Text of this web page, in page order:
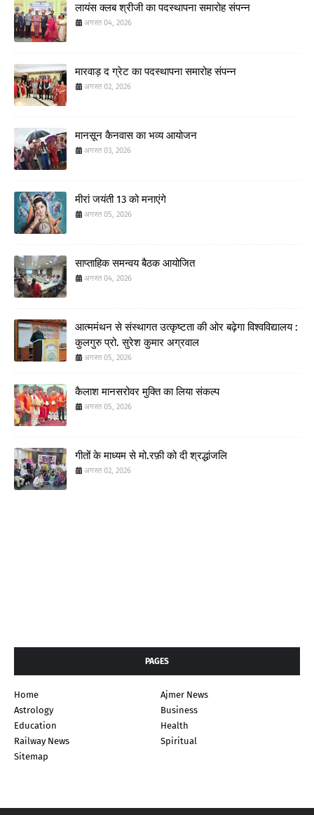
लायंस क्लब श्रीजी का पदस्थापना समारोह संपन्न
अगस्त 04, 2026
मारवाड़ द ग्रेट का पदस्थापना समारोह संपन्न
अगस्त 02, 2026
मानसून कैनवास का भव्य आयोजन
अगस्त 03, 2026
मीरां जयंती 13 को मनाएंगे
अगस्त 05, 2026
साप्ताहिक समन्वय बैठक आयोजित
अगस्त 04, 2026
आत्ममंथन से संस्थागत उत्कृष्टता की ओर बढ़ेगा विश्वविद्यालय :
कुलगुरु प्रो. सुरेश कुमार अग्रवाल
अगस्त 05, 2026
कैलाश मानसरोवर मुक्ति का लिया संकल्प
अगस्त 05, 2026
गीतों के माध्यम से मो.रफ़ी को दी श्रद्धांजलि
अगस्त 02, 2026
PAGES
Home
Ajmer News
Astrology
Business
Education
Health
Railway News
Spiritual
Sitemap